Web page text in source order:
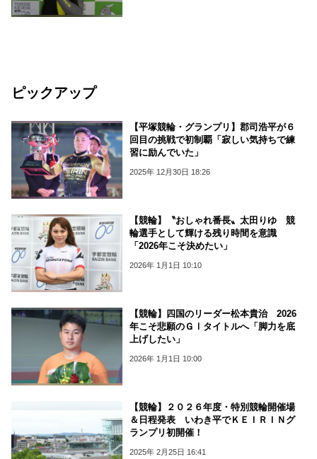
ピックアップ
【平塚競輪・グランプリ】郡司浩平が６
回目の挑戦で初制覇「寂しい気持ちで練
習に励んでいた」
2025年 12月30日 18:26
【競輪】〝おしゃれ番長〟太田りゆ 競
輪選手として輝ける残り時間を意識
「2026年こそ決めたい」
2026年 1月1日 10:10
【競輪】四国のリーダー松本貴治 2026
年こそ悲願のＧⅠタイトルへ「脚力を底
上げしたい」
2026年 1月1日 10:00
【競輪】２０２６年度・特別競輪開催場
＆日程発表 いわき平でＫＥＩＲＩＮグ
ランプリ初開催！
2025年 2月25日 16:41